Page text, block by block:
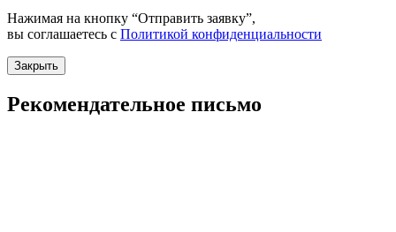
Нажимая на кнопку “Отправить заявку”,
вы соглашаетесь с Политикой конфиденциальности
Закрыть
Рекомендательное письмо